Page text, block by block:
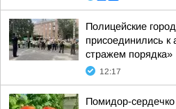
Полицейские
присоединились к
стражем порядка»
12:17
Помидор-